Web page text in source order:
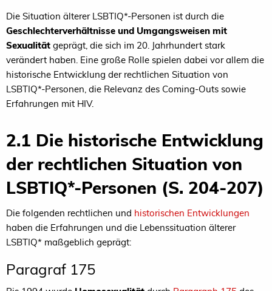
Die Situation älterer LSBTIQ*-Personen ist durch die
Geschlechterverhältnisse und Umgangsweisen mit
Sexualität geprägt, die sich im 20. Jahrhundert stark
verändert haben. Eine große Rolle spielen dabei vor allem die
historische Entwicklung der rechtlichen Situation von
LSBTIQ*-Personen, die Relevanz des Coming-Outs sowie
Erfahrungen mit HIV.
2.1 Die historische Entwicklung
der rechtlichen Situation von
LSBTIQ*-Personen (S. 204-207)
Die folgenden rechtlichen und historischen Entwicklungen
haben die Erfahrungen und die Lebenssituation älterer
LSBTIQ* maßgeblich geprägt:
Paragraf 175